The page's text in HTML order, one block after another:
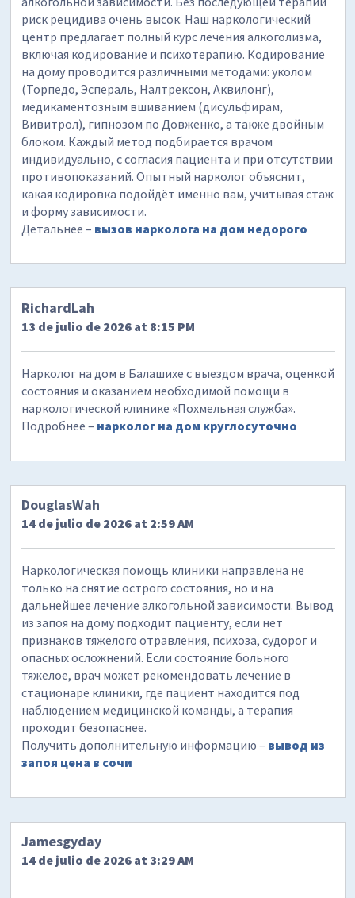
риск рецидива очень высок. Наш наркологический
центр предлагает полный курс лечения алкоголизма,
включая кодирование и психотерапию. Кодирование
на дому проводится различными методами: уколом
(Торпедо, Эспераль, Налтрексон, Аквилонг),
медикаментозным вшиванием (дисульфирам,
Вивитрол), гипнозом по Довженко, а также двойным
блоком. Каждый метод подбирается врачом
индивидуально, с согласия пациента и при отсутствии
противопоказаний. Опытный нарколог объяснит,
какая кодировка подойдёт именно вам, учитывая стаж
и форму зависимости.
Детальнее – вызов нарколога на дом недорого
RichardLah
13 de julio de 2026 at 8:15 PM
Нарколог на дом в Балашихе с выездом врача, оценкой
состояния и оказанием необходимой помощи в
наркологической клинике «Похмельная служба».
Подробнее – нарколог на дом круглосуточно
DouglasWah
14 de julio de 2026 at 2:59 AM
Наркологическая помощь клиники направлена не
только на снятие острого состояния, но и на
дальнейшее лечение алкогольной зависимости. Вывод
из запоя на дому подходит пациенту, если нет
признаков тяжелого отравления, психоза, судорог и
опасных осложнений. Если состояние больного
тяжелое, врач может рекомендовать лечение в
стационаре клиники, где пациент находится под
наблюдением медицинской команды, а терапия
проходит безопаснее.
Получить дополнительную информацию – вывод из
запоя цена в сочи
Jamesgyday
14 de julio de 2026 at 3:29 AM